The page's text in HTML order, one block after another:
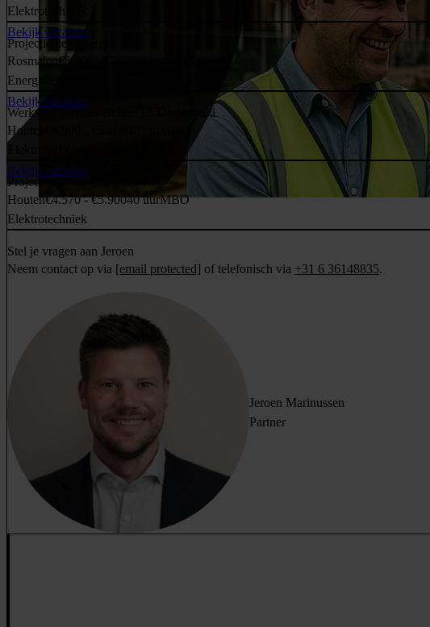
Elektrotechniek
Projectleider Energie
Rosmalen€5.500 - €7.500
Energietechniek
Bekijk vacature
Werkvoorbereider Beheer en Onderhoud
Houten
Bekijk vacature
Projectleider Contracten VRI
Houten€4.570 - €5.90040 uurMBO
Elektrotechniek
Bekijk vacature
Stel je vragen aan Jeroen
Neem contact op via [email protected] of telefonisch via +31 6 36148835.
Jeroen Marinussen
Partner